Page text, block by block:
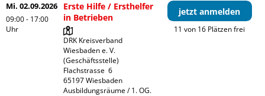
Mi. 02.09.2026
09:00 - 17:00
Uhr
Erste Hilfe / Ersthelfer
in Betrieben
DRK Kreisverband
Wiesbaden e. V.
(Geschäftsstelle)
Flachstrasse  6
65197 Wiesbaden
Ausbildungsräume / 1. OG.
jetzt anmelden
11 von 16 Plätzen frei